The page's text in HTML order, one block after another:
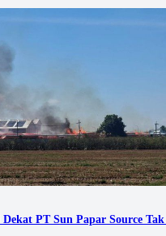
PT Sun Papar Source